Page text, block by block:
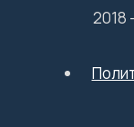
2018